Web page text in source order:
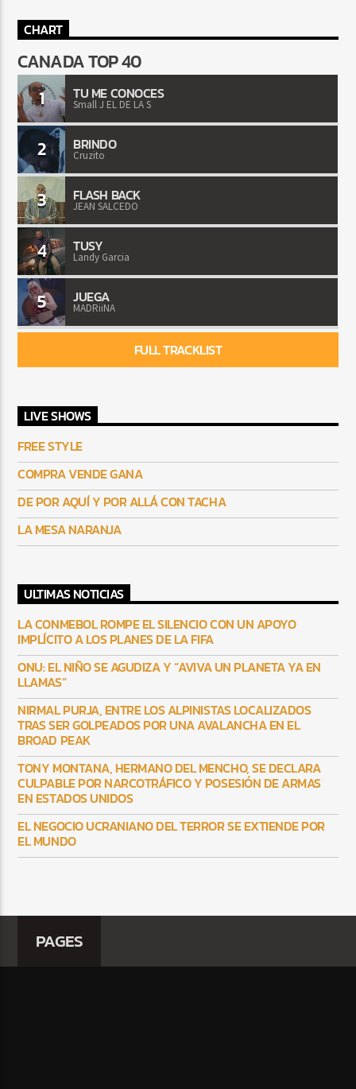
CHART
CANADA TOP 40
1 TU ME CONOCES
Small J EL DE LA S
2 BRINDO
Cruzito
3 FLASH BACK
JEAN SALCEDO
4 TUSY
Landy Garcia
5 JUEGA
MADRiiNA
FULL TRACKLIST
LIVE SHOWS
FREE STYLE
COMPRA VENDE GANA
DE POR AQUÍ Y POR ALLÁ CON TACHA
LA MESA NARANJA
ULTIMAS NOTICIAS
LA CONMEBOL ROMPE EL SILENCIO CON UN APOYO
IMPLÍCITO A LOS PLANES DE LA FIFA
ONU: EL NIÑO SE AGUDIZA Y “AVIVA UN PLANETA YA EN
LLAMAS”
NIRMAL PURJA, ENTRE LOS ALPINISTAS LOCALIZADOS
TRAS SER GOLPEADOS POR UNA AVALANCHA EN EL
BROAD PEAK
TONY MONTANA, HERMANO DEL MENCHO, SE DECLARA
CULPABLE POR NARCOTRÁFICO Y POSESIÓN DE ARMAS
EN ESTADOS UNIDOS
EL NEGOCIO UCRANIANO DEL TERROR SE EXTIENDE POR
EL MUNDO
PAGES